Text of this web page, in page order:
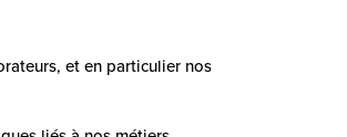
et en particulier nos